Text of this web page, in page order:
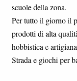
scuole della zona.
Per tutto il giorno il
prodotti di alta
hobbistica e
Strada e giochi per